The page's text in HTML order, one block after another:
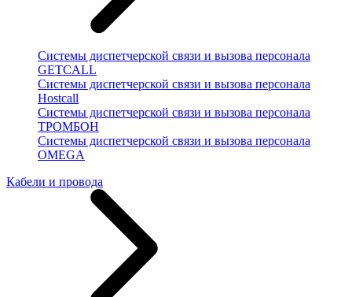
Системы диспетчерской связи и вызова персонала
GETCALL
Системы диспетчерской связи и вызова персонала
Hostcall
Системы диспетчерской связи и вызова персонала
ТРОМБОН
Системы диспетчерской связи и вызова персонала
OMEGA
Кабели и провода